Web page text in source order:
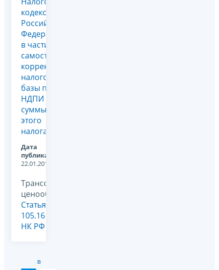
кодекса
Российской
Федерации
в части
самостоятельной
корректировки
налоговой
базы по
НДПИ и
суммы
этого
налога
Дата
публикации:
22.01.2014
Трансфертное
ценообразование,
Статья
105.16
НК РФ
в